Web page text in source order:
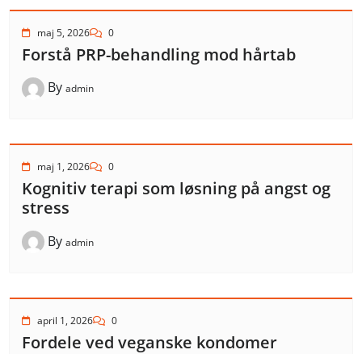
maj 5, 2026 0
Forstå PRP-behandling mod hårtab
By admin
maj 1, 2026 0
Kognitiv terapi som løsning på angst og
stress
By admin
april 1, 2026 0
Fordele ved veganske kondomer